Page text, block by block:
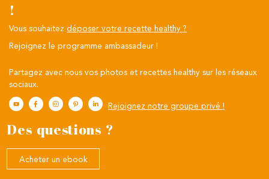
!
Vous souhaitez déposer votre recette healthy ?
Rejoignez le programme ambassadeur !
Partagez avec nous vos photos et recettes healthy sur les réseaux
sociaux.
Rejoignez notre groupe privé !
Des questions ?
Acheter un ebook